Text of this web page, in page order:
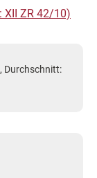
XII ZR 42/10)
Durchschnitt: